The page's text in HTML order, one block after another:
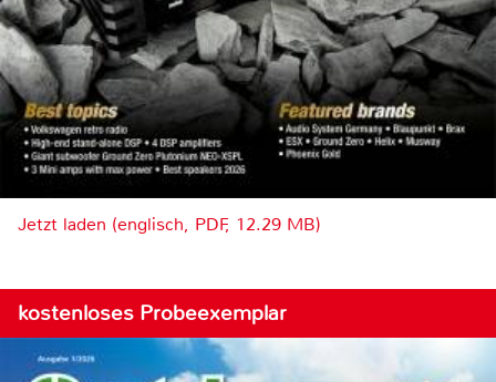
Jetzt laden (englisch, PDF, 12.29 MB)
kostenloses Probeexemplar